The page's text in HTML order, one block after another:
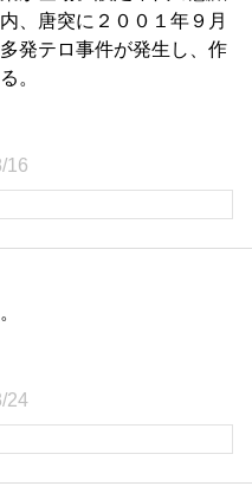
、唐突に２００１年９月
発テロ事件が発生し、作
。
16
24